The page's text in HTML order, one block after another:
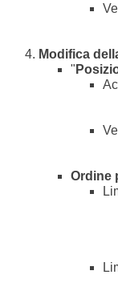
Modifica
"
Ordine